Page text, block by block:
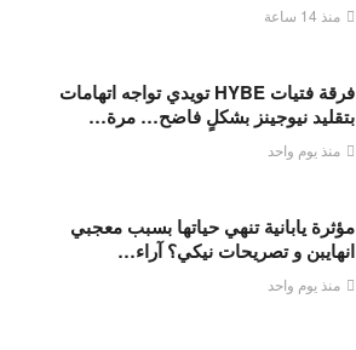
منذ 14 ساعة
فرقة فتيات HYBE تويدي تواجه اتهامات
بتقليد نيوجينز بشكلٍ فاضح… مرة…
منذ يوم واحد
مؤثرة يابانية تنهي حياتها بسبب معجبي
انهايبن و تصريحات نيكي؟ آراء…
منذ يوم واحد